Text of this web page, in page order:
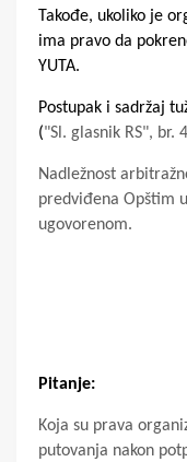
Takođe, ukoliko je
ima pravo da
YUTA.
Postupak i sadržaj
("Sl. glasnik RS", br.
Nadležnost
predviđena Opštim
ugovorenom.
Pitanje:
Koja su prava
putovanja nakon